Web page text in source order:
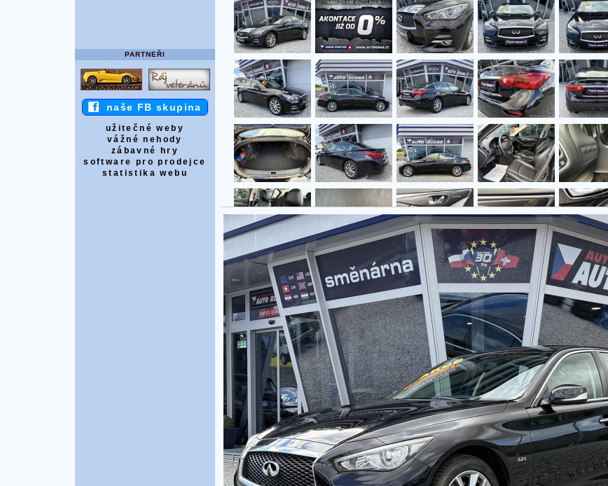
PARTNEŘI
naše FB skupina
užitečné weby
vážné nehody
zábavné hry
software pro prodejce
statistika webu